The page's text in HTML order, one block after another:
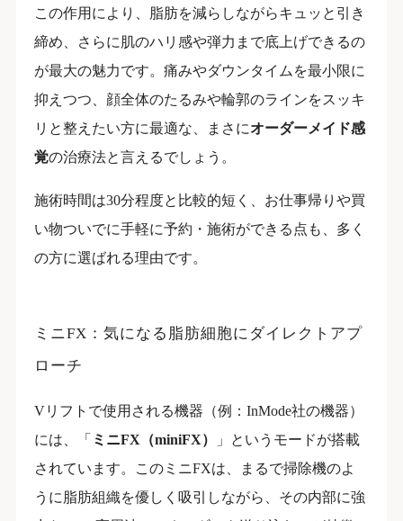
この作用により、脂肪を減らしながらキュッと引き
締め、さらに肌のハリ感や弾力まで底上げできるの
が最大の魅力です。痛みやダウンタイムを最小限に
抑えつつ、顔全体のたるみや輪郭のラインをスッキ
リと整えたい方に最適な、まさにオーダーメイド感
覚の治療法と言えるでしょう。
施術時間は30分程度と比較的短く、お仕事帰りや買
い物ついでに手軽に予約・施術ができる点も、多く
の方に選ばれる理由です。
ミニFX：気になる脂肪細胞にダイレクトアプ
ローチ
Vリフトで使用される機器（例：InMode社の機器）
には、「 ミニFX（miniFX）
」というモードが搭載
されています。このミニFXは、まるで掃除機のよ
うに脂肪組織を優しく吸引しながら、その内部に強